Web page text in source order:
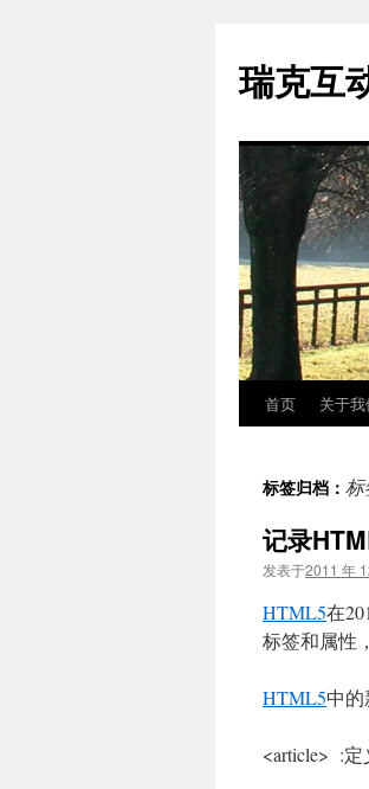
瑞克互
正
文
首页 关于我
标签归档： 标
记录
发表于2011 年
HTML5在
标签和属性
HTML5中
<article> :定